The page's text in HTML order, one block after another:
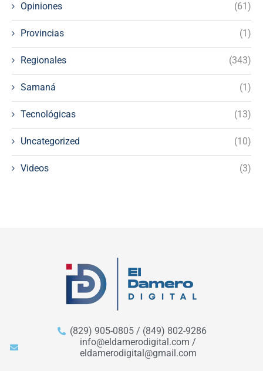
Opiniones (61)
Provincias (1)
Regionales (343)
Samaná (1)
Tecnológicas (13)
Uncategorized (10)
Videos (3)
(829) 905-0805 / (849) 802-9286
info@eldamerodigital.com /
eldamerodigital@gmail.com